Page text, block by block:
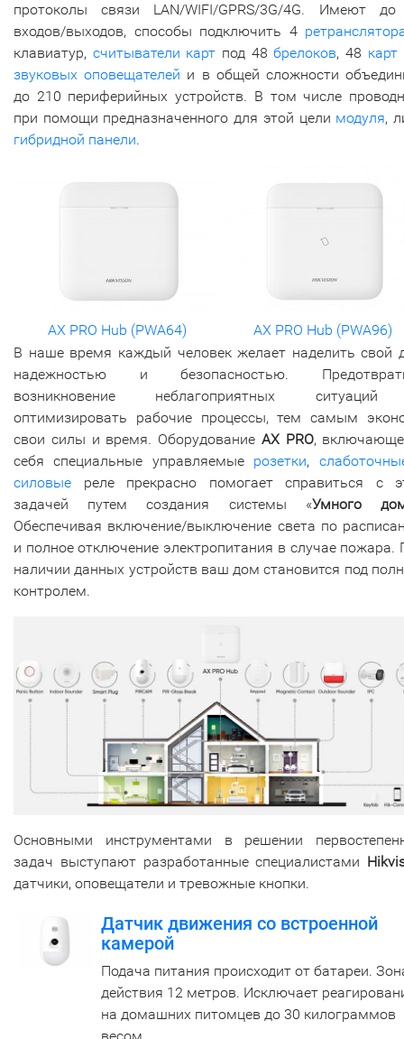
протоколы связи LAN/WIFI/GPRS/3G/4G. Имеют
входов/выходов, способы подключить 4
клавиатур, считыватели карт под 48брелоков, 48 карт
звуковых оповещателей и в общей сложности
до 210 периферийных устройств. В том числе
при помощи предназначенного для этой цели модуля,
гибридной панели.
AX PRO Hub (PWA64)
AX PRO Hub (PWA96)
В наше время каждый человек желает наделить свой
надежностью и безопасностью.
возникновение неблагоприятных
оптимизировать рабочие процессы, тем самым
свои силы и время. Оборудование AX PRO,
себя специальные управляемые розетки,
силовые реле прекрасно помогает справиться с
задачей путем создания системы «Умного
Обеспечивая включение/выключение света по
и полное отключение электропитания в случае пожара.
наличии данных устройств ваш дом становится под
контролем.
Основными инструментами в решении
задач выступают разработанные специалистами
датчики, оповещатели и тревожные кнопки.
Датчик движения со встроенной
камерой
Подача питания происходит от батареи.
действия 12 метров. Исключает
на домашних питомцев до 30 килограммов